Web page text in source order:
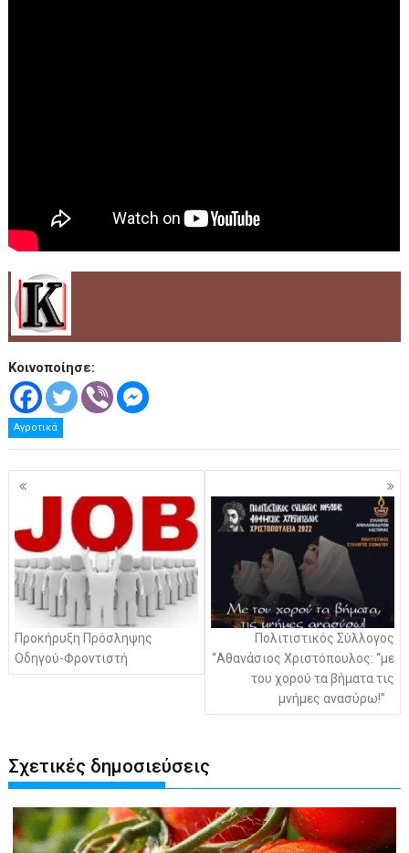
.
Κοινοποίησε:
Αγροτικά
Πλοήγηση
άρθρων
Προκήρυξη Πρόσληψης
Οδηγού-Φροντιστή
Πολιτιστικός Σύλλογος
“Αθανάσιος Χριστόπουλος: “με
του χορού τα βήματα τις
μνήμες ανασύρω!”
Σχετικές δημοσιεύσεις